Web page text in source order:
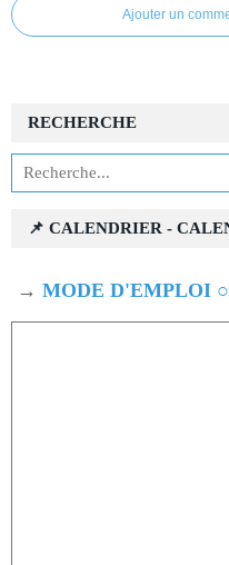
Ajouter un
RECHERCHE
📌 CALENDRIER -
→ MODE D'EMPLOI